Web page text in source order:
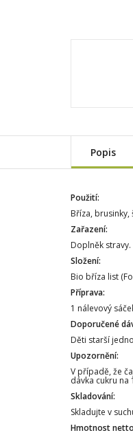
Popis
Použití:
Bříza,
Zařazení:
Doplněk
Složení:
Bio bříza list
Příprava:
1 nálevový
Doporučené
Děti starší
Upozornění:
V případě, že
dávka cukru
Skladování:
Skladujte v
Hmotnost